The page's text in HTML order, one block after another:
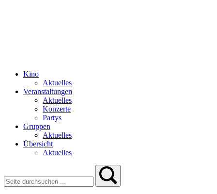
Kino
Aktuelles
Veranstaltungen
Aktuelles
Konzerte
Partys
Gruppen
Aktuelles
Übersicht
Aktuelles